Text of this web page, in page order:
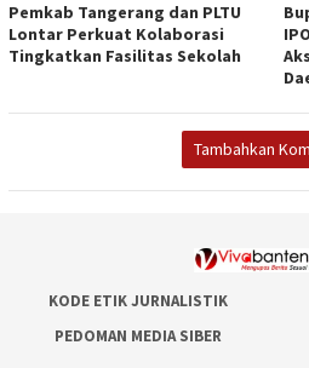
Pemkab Tangerang dan PLTU
Lontar Perkuat Kolaborasi
Tingkatkan Fasilitas Sekolah
Tambahkan
KODE ETIK JURNALISTIK
PEDOMAN MEDIA SIBER